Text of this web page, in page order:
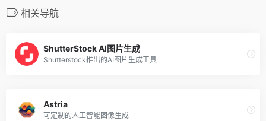
相关导航
ShutterStock AI图片生成
Shutterstock推出的AI图片生成工具
Astria
可定制的人工智能图像生成